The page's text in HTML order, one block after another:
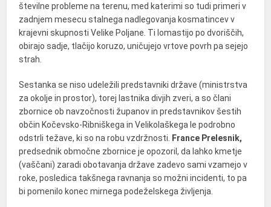
številne probleme na terenu, med katerimi so tudi primeri v
zadnjem mesecu stalnega nadlegovanja kosmatincev v
krajevni skupnosti Velike Poljane. Ti lomastijo po dvoriščih,
obirajo sadje, tlačijo koruzo, uničujejo vrtove povrh pa sejejo
strah.
Sestanka se niso udeležili predstavniki države (ministrstva
za okolje in prostor), torej lastnika divjih zveri, a so člani
zbornice ob navzočnosti županov in predstavnikov šestih
občin Kočevsko-Ribniškega in Velikolaškega le podrobno
odstrli težave, ki so na robu vzdržnosti. France Prelesnik,
predsednik območne zbornice je opozoril, da lahko kmetje
(vaščani) zaradi obotavanja države zadevo sami vzamejo v
roke, posledica takšnega ravnanja so možni incidenti, to pa
bi pomenilo konec mirnega podeželskega življenja.